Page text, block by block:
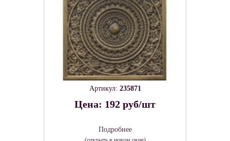
Артикул: 235871
Цена: 192 руб/шт
Подробнее